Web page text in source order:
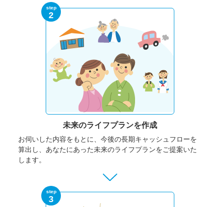
step
2
未来のライフプランを作成
お伺いした内容をもとに、今後の長期キャッシュフローを
算出し、あなたにあった未来のライフプランをご提案いた
します。
step
3